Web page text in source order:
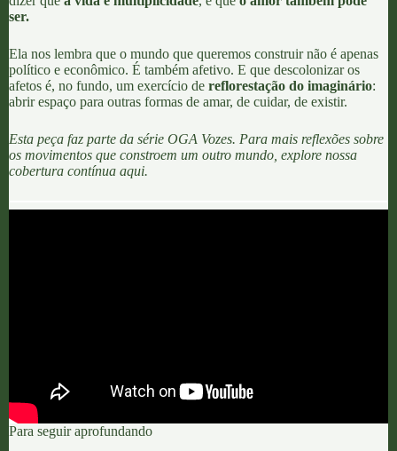
ser.
Ela nos lembra que o mundo que queremos construir não é apenas
político e econômico. É também afetivo. E que descolonizar os
afetos é, no fundo, um exercício de reflorestação do imaginário:
abrir espaço para outras formas de amar, de cuidar, de existir.
Esta peça faz parte da série OGA Vozes. Para mais reflexões sobre
os movimentos que constroem um outro mundo, explore nossa
cobertura contínua aqui.
Para seguir aprofundando